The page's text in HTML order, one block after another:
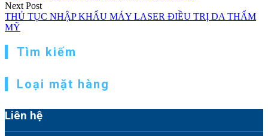
Next Post
THỦ TỤC NHẬP KHẨU MÁY LASER ĐIỀU TRỊ DA THẨM
MỸ
Tìm kiếm
Loại mặt hàng
Liên hệ